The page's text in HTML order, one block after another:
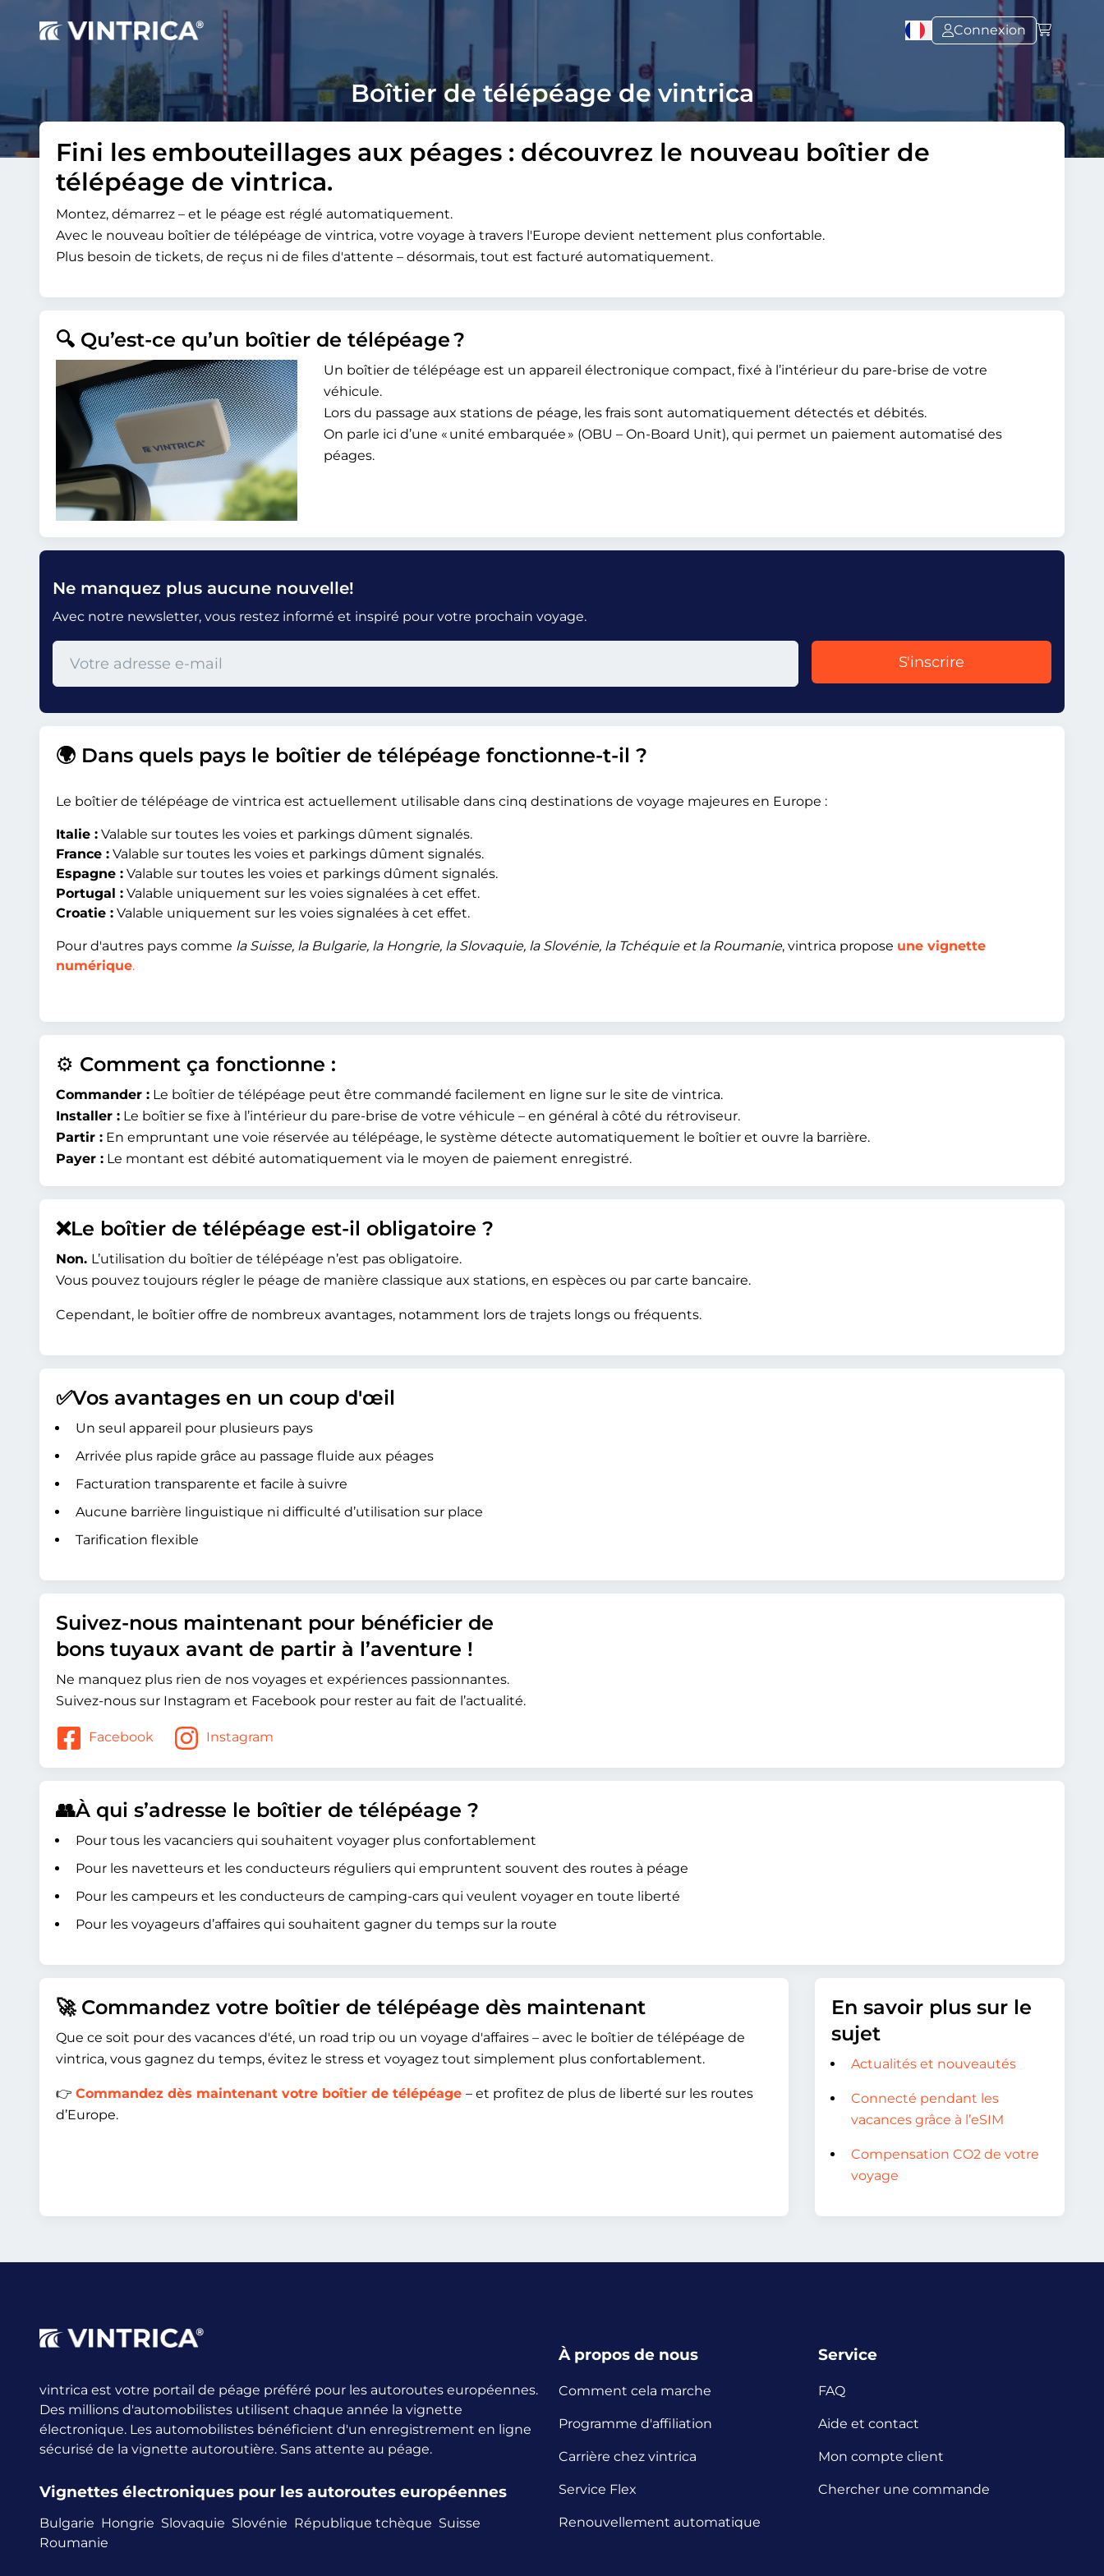
Connexion
Boîtier de télépéage de vintrica
Fini les embouteillages aux péages : découvrez le nouveau boîtier de
télépéage de vintrica.
Montez, démarrez – et le péage est réglé automatiquement.
Avec le nouveau boîtier de télépéage de vintrica, votre voyage à travers l'Europe devient nettement plus confortable.
Plus besoin de tickets, de reçus ni de files d'attente – désormais, tout est facturé automatiquement.
🔍 Qu’est-ce qu’un boîtier de télépéage ?
Un boîtier de télépéage est un appareil électronique compact, fixé à l’intérieur du pare-brise de votre
véhicule.
Lors du passage aux stations de péage, les frais sont automatiquement détectés et débités.
On parle ici d’une « unité embarquée » (OBU – On-Board Unit), qui permet un paiement automatisé des
péages.
Ne manquez plus aucune nouvelle!
Avec notre newsletter, vous restez informé et inspiré pour votre prochain voyage.
S'inscrire
🌍 Dans quels pays le boîtier de télépéage fonctionne-t-il ?
Le boîtier de télépéage de vintrica est actuellement utilisable dans cinq destinations de voyage majeures en Europe :
Italie : Valable sur toutes les voies et parkings dûment signalés.
France : Valable sur toutes les voies et parkings dûment signalés.
Espagne : Valable sur toutes les voies et parkings dûment signalés.
Portugal : Valable uniquement sur les voies signalées à cet effet.
Croatie : Valable uniquement sur les voies signalées à cet effet.
Pour d'autres pays comme la Suisse, la Bulgarie, la Hongrie, la Slovaquie, la Slovénie, la Tchéquie et la Roumanie, vintrica propose une vignette
numérique.
⚙️ Comment ça fonctionne :
Commander : Le boîtier de télépéage peut être commandé facilement en ligne sur le site de vintrica.
Installer : Le boîtier se fixe à l’intérieur du pare-brise de votre véhicule – en général à côté du rétroviseur.
Partir : En empruntant une voie réservée au télépéage, le système détecte automatiquement le boîtier et ouvre la barrière.
Payer : Le montant est débité automatiquement via le moyen de paiement enregistré.
❌Le boîtier de télépéage est-il obligatoire ?
Non. L’utilisation du boîtier de télépéage n’est pas obligatoire.
Vous pouvez toujours régler le péage de manière classique aux stations, en espèces ou par carte bancaire.
Cependant, le boîtier offre de nombreux avantages, notamment lors de trajets longs ou fréquents.
✅Vos avantages en un coup d'œil
Un seul appareil pour plusieurs pays
Arrivée plus rapide grâce au passage fluide aux péages
Facturation transparente et facile à suivre
Aucune barrière linguistique ni difficulté d’utilisation sur place
Tarification flexible
Suivez-nous maintenant pour bénéficier de
bons tuyaux avant de partir à l’aventure !
Ne manquez plus rien de nos voyages et expériences passionnantes.
Suivez-nous sur Instagram et Facebook pour rester au fait de l’actualité.
Facebook Instagram
👥À qui s’adresse le boîtier de télépéage ?
Pour tous les vacanciers qui souhaitent voyager plus confortablement
Pour les navetteurs et les conducteurs réguliers qui empruntent souvent des routes à péage
Pour les campeurs et les conducteurs de camping-cars qui veulent voyager en toute liberté
Pour les voyageurs d’affaires qui souhaitent gagner du temps sur la route
🚀 Commandez votre boîtier de télépéage dès maintenant
Que ce soit pour des vacances d'été, un road trip ou un voyage d'affaires – avec le boîtier de télépéage de
vintrica, vous gagnez du temps, évitez le stress et voyagez tout simplement plus confortablement.
👉 Commandez dès maintenant votre boîtier de télépéage – et profitez de plus de liberté sur les routes
d’Europe.
En savoir plus sur le
sujet
Actualités et nouveautés
Connecté pendant les
vacances grâce à l’eSIM
Compensation CO2 de votre
voyage
vintrica est votre portail de péage préféré pour les autoroutes européennes.
Des millions d'automobilistes utilisent chaque année la vignette
électronique. Les automobilistes bénéficient d'un enregistrement en ligne
sécurisé de la vignette autoroutière. Sans attente au péage.
Vignettes électroniques pour les autoroutes européennes
Bulgarie Hongrie Slovaquie Slovénie République tchèque Suisse
Roumanie
À propos de nous
Comment cela marche
Programme d'affiliation
Carrière chez vintrica
Service Flex
Renouvellement automatique
Service
FAQ
Aide et contact
Mon compte client
Chercher une commande